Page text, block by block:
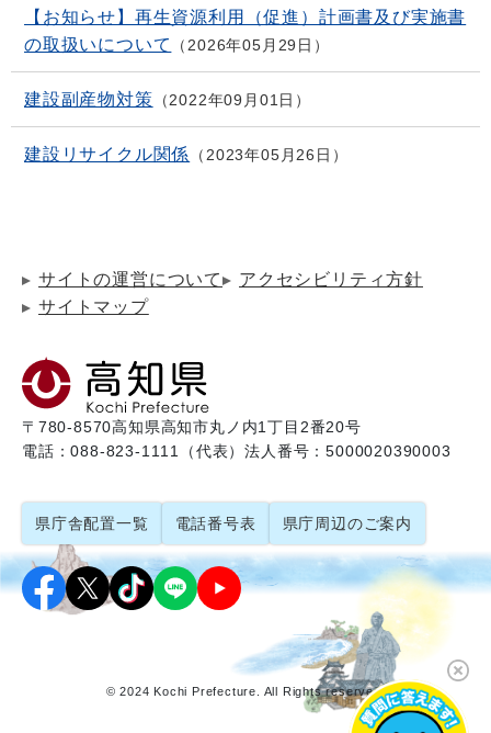
【お知らせ】再生資源利用（促進）計画書及び実施書
の取扱いについて
2026年05月29日
建設副産物対策 2022年09月01日
建設リサイクル関係 2023年05月26日
サイトの運営について
アクセシビリティ方針
サイトマップ
〒780-8570高知県高知市丸ノ内1丁目2番20号
電話：088-823-1111（代表）法人番号：5000020390003
県庁舎配置一覧 電話番号表 県庁周辺のご案内
© 2024 Kochi Prefecture. All Rights reserved.